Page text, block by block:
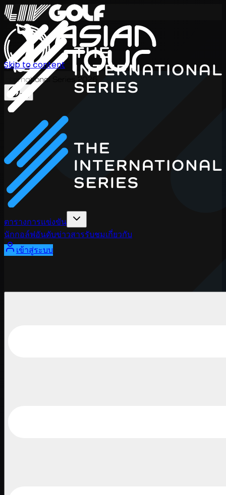
International Series 2026
TH
ตารางการแข่งขัน
นักกอล์ฟอันดับข่าวสารรับชมเกี่ยวกับ
เข้าสู่ระบบ
Skip to content